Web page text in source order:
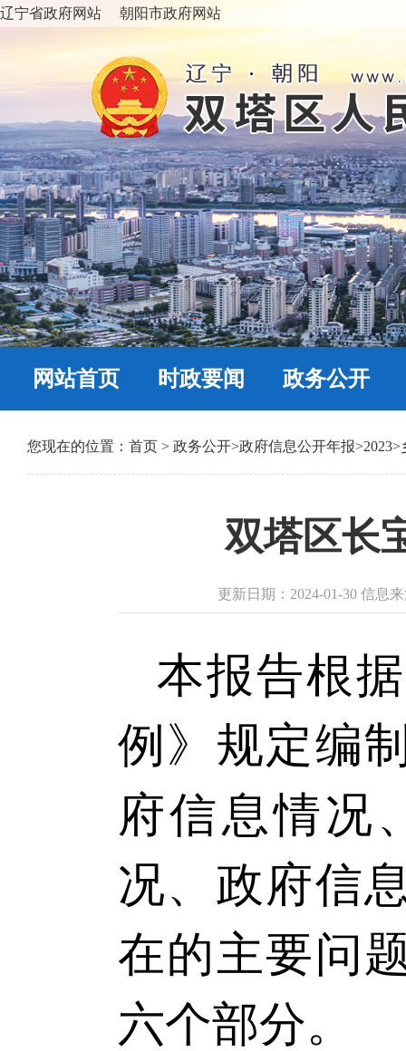
辽宁省政府网站 朝阳市政府网站
网站首页 时政要闻 政务公开
您现在的位置： 首页 > 政务公开>政府信息公开年报>2023>
双塔区长
更新日期：2024-01-30 信息
本报告根
例》规定编
府信息情况
况、政府信
在的主要问
六个部分。